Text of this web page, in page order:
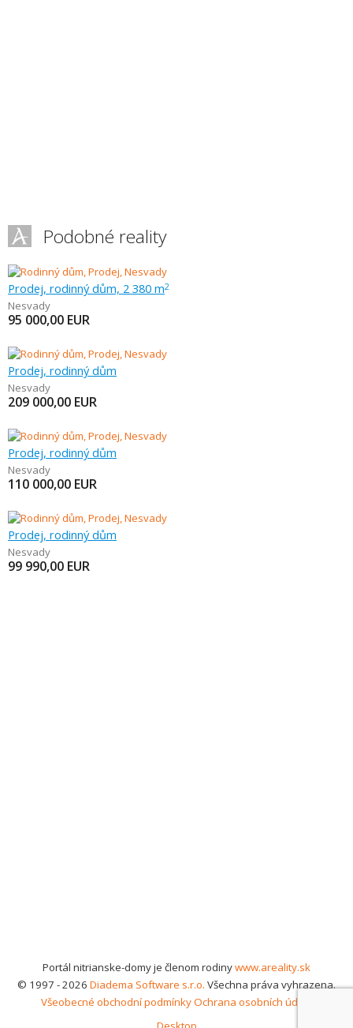
Podobné reality
Prodej, rodinný dům, 2 380 m2
Nesvady
95 000,00 EUR
Prodej, rodinný dům
Nesvady
209 000,00 EUR
Prodej, rodinný dům
Nesvady
110 000,00 EUR
Prodej, rodinný dům
Nesvady
99 990,00 EUR
Portál nitrianske-domy je členom rodinywww.areality.sk
© 1997 - 2026 Diadema Software s.r.o. Všechna práva vyhrazena.
Všeobecné obchodní podmínkyOchrana osobních údajů